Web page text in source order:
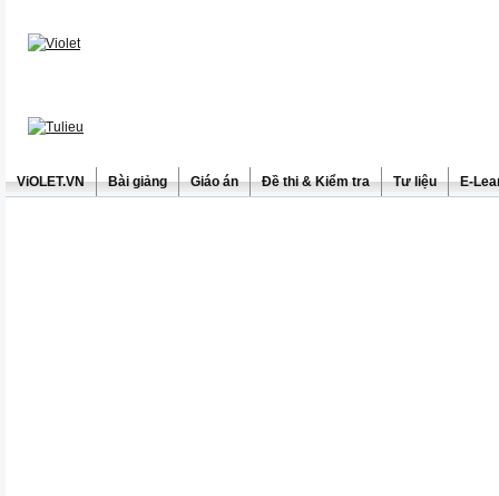
ViOLET.VN Bài giảng Giáo án Đề thi & Kiểm tra Tư liệu E-